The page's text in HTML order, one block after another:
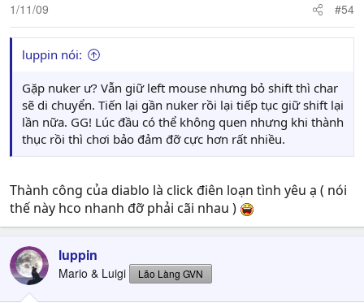
1/11/09 #54
luppin nói:
Gặp nuker ư? Vẫn giữ left mouse nhưng bỏ shift thì char
sẽ di chuyển. Tiến lại gần nuker rồi lại tiếp tục giữ shift lại
lần nữa. GG! Lúc đầu có thể không quen nhưng khi thành
thục rồi thì chơi bảo đảm đỡ cực hơn rất nhiều.
Thành công của diablo là click điên loạn tình yêu ạ ( nói
thế này hco nhanh đỡ phải cãi nhau )
luppin
Mario & Luigi Lão Làng GVN